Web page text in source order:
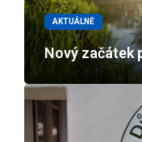
AKTUÁLNĚ
Nový začátek